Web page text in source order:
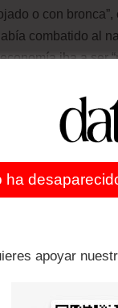
o con
combatido al
iba a ser
electorales.
coalición que ha
Parlamento.
suprimiendo
el sistema de
definitiva
de los
contra el decreto.
ha
apoyar